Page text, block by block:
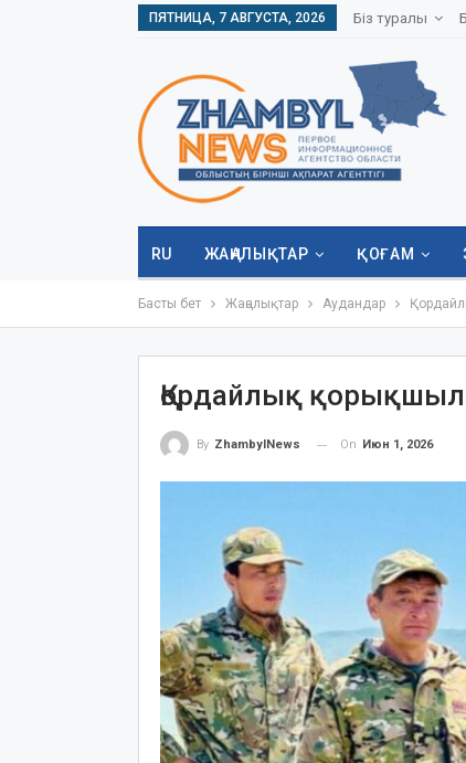
ПЯТНИЦА, 7 АВГУСТА, 2026 Біз туралы
RU ЖАҢАЛЫҚТАР ҚОҒАМ
Басты бет Жаңалықтар Аудандар
Қордайлық
By ZhambylNews On Июн 1, 2026